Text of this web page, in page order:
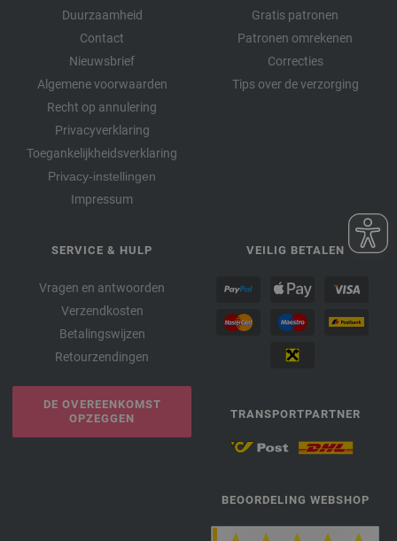
Duurzaamheid
Contact
Nieuwsbrief
Algemene voorwaarden
Recht op annulering
Privacyverklaring
Toegankelijkheidsverklaring
Privacy-instellingen
Impressum
Gratis patronen
Patronen omrekenen
Correcties
Tips over de verzorging
SERVICE & HULP
Vragen en antwoorden
Verzendkosten
Betalingswijzen
Retourzendingen
DE OVEREENKOMST
OPZEGGEN
VEILIG BETALEN
TRANSPORTPARTNER
BEOORDELING WEBSHOP